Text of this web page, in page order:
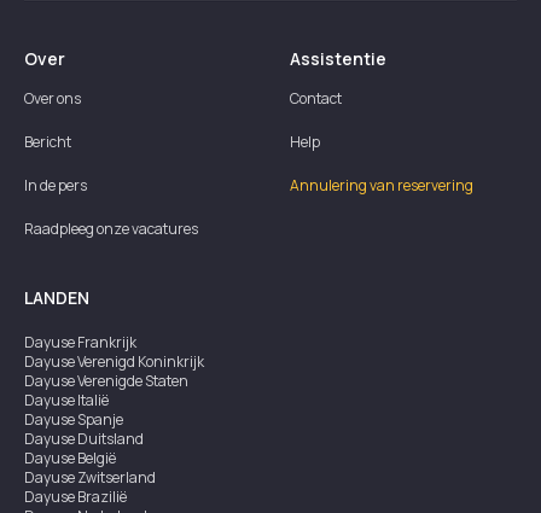
Over
Over ons
Bericht
In de pers
Raadpleeg onze vacatures
Assistentie
Contact
Help
Annulering van reservering
LANDEN
DayuseFrankrijk
DayuseVerenigd Koninkrijk
DayuseVerenigde Staten
DayuseItalië
DayuseSpanje
DayuseDuitsland
DayuseBelgië
DayuseZwitserland
DayuseBrazilië